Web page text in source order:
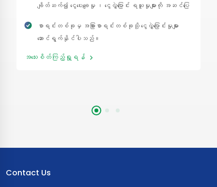
ချိတ်ဆက်၍ ငွေပေးချေမှု ၊ ငွေလွှဲပြောင်း ရယူမှုများကို အဆင်ပြေ
စာရင်းတစ်ခုမှ အခြားစာရင်းတစ်ခုသို့ ငွေလွှဲပြောင်းမှုများ
ဆောင်ရွက်နိုင်ပါသည်။
အသေးစိတ်ကြည့်ရှု့ရန်
Contact Us